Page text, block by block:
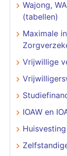
Wajong,
(tabellen)
Maximale
Vrijwillige
IOAW en